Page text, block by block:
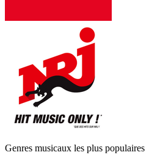
Genres musicaux les plus populaires